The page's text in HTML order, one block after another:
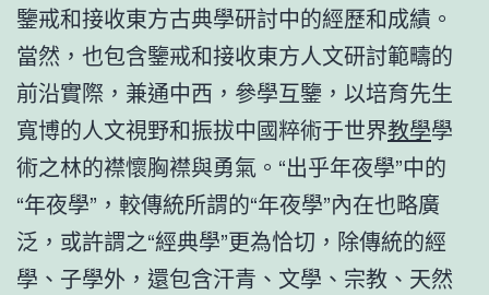
鑒戒和接收東方古典學研討中的經歷和成績。
當然，也包含鑒戒和接收東方人文研討範疇的
前沿實際，兼通中西，參學互鑒，以培育先生
寬博的人文視野和振拔中國粹術于世界教學學
術之林的襟懷胸襟與勇氣。“出乎年夜學”中的
“年夜學”，較傳統所謂的“年夜學”內在也略廣
泛，或許謂之“經典學”更為恰切，除傳統的經
學、子學外，還包含汗青、文學、宗教、天然